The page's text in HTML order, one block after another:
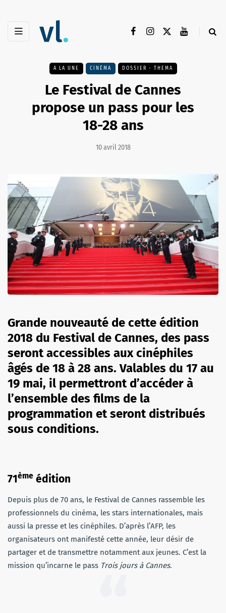
A LA UNE CINÉMA DOSSIER - THEMA
Le Festival de Cannes
propose un pass pour les
18-28 ans
10 avril 2018
Grande nouveauté de cette édition
2018 du Festival de Cannes, des pass
seront accessibles aux cinéphiles
âgés de 18 à 28 ans. Valables du 17 au
19 mai, il permettront d’accéder à
l’ensemble des films de la
programmation et seront distribués
sous conditions.
71ème édition
Depuis plus de 70 ans, le Festival de Cannes rassemble les
professionnels du cinéma, les stars internationales, mais
aussi la presse et les cinéphiles. D’après l’AFP, les
organisateurs ont manifesté cette année, leur désir de
partager et de transmettre notamment aux jeunes. C’est la
mission qu’incarne le pass Trois jours à Cannes.